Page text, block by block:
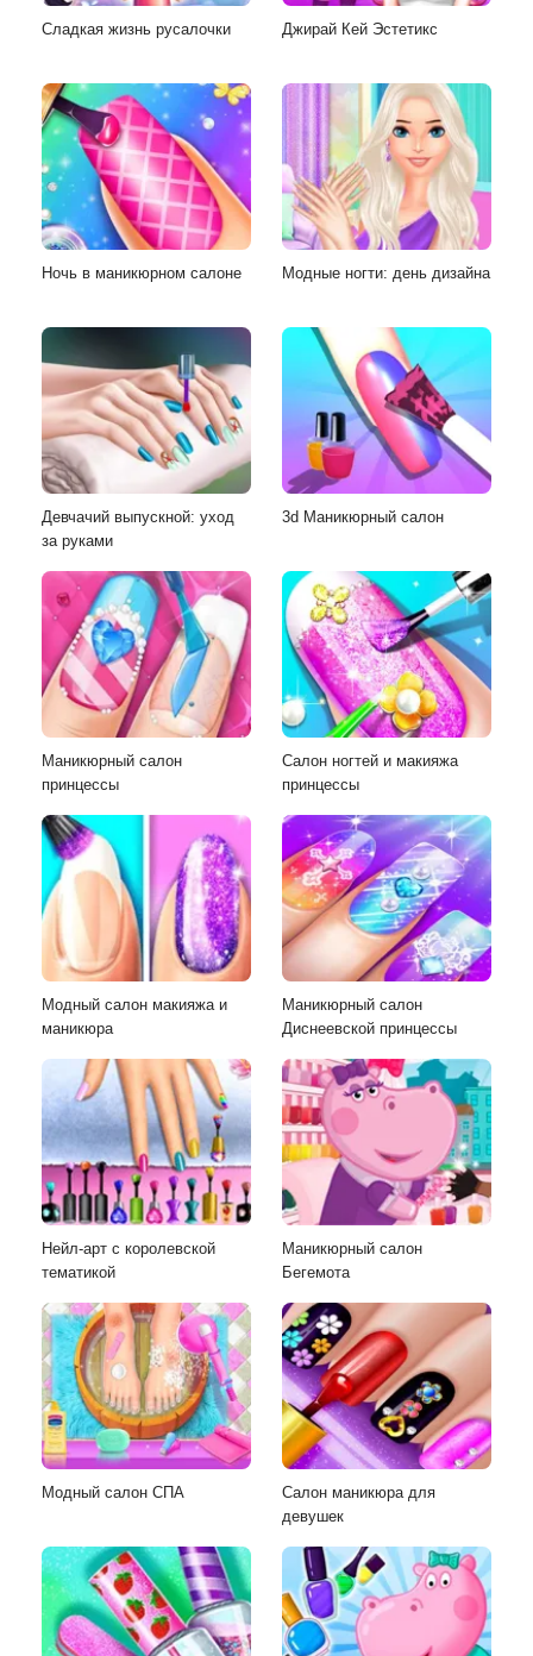
Сладкая жизнь русалочки Джирай Кей Эстетикс
Ночь в маникюрном салоне Модные ногти: день дизайна
Девчачий выпускной: уход
за руками
3d Маникюрный салон
Маникюрный салон
принцессы
Салон ногтей и макияжа
принцессы
Модный салон макияжа и
маникюра
Маникюрный салон
Диснеевской принцессы
Нейл-арт с королевской
тематикой
Маникюрный салон
Бегемота
Модный салон СПА
Салон маникюра для
девушек